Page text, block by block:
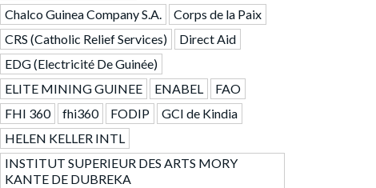
Chalco Guinea Company S.A.
Corps de la Paix
CRS (Catholic Relief Services)
Direct Aid
EDG (Electricité De Guinée)
ELITE MINING GUINEE
ENABEL
FAO
FHI 360
fhi360 FODIP
GCI de Kindia
HELEN KELLER INTL
INSTITUT SUPERIEUR DES ARTS MORY
KANTE DE DUBREKA